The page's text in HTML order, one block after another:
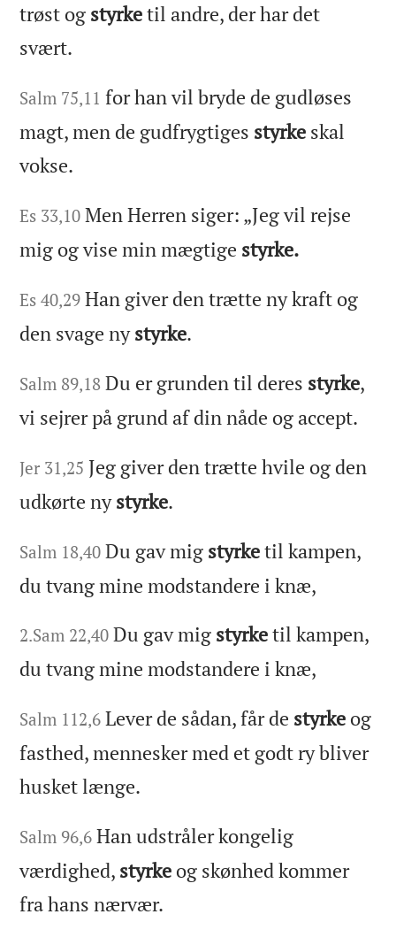
trøst og styrketil andre, der har det
svært.
Salm 75,11 for han vil bryde de gudløses
magt, men de gudfrygtiges styrke skal
vokse.
Es 33,10 Men Herren siger: „Jeg vil rejse
mig og vise min mægtige styrke.
Es 40,29 Han giver den trætte ny kraft og
den svage nystyrke.
Salm 89,18 Du er grunden til deres styrke,
vi sejrer på grund af din nåde og accept.
Jer 31,25 Jeg giver den trætte hvile og den
udkørte nystyrke.
Salm 18,40 Du gav mig styrketil kampen,
du tvang mine modstandere i knæ,
2.Sam 22,40 Du gav mig styrketil kampen,
du tvang mine modstandere i knæ,
Salm 112,6 Lever de sådan, får de styrke og
fasthed, mennesker med et godt ry bliver
husket længe.
Salm 96,6 Han udstråler kongelig
værdighed, styrke og skønhed kommer
fra hans nærvær.